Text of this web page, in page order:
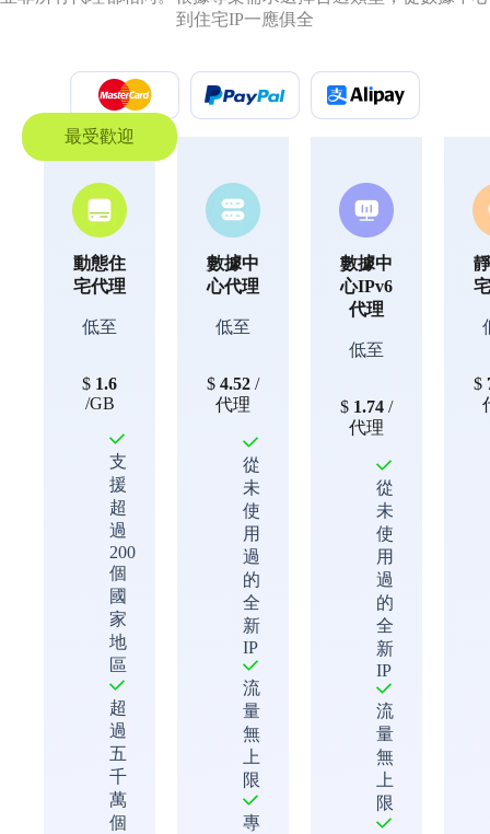
到住宅IP一應俱全
最受歡迎
動態住
宅代理
低至
$ 1.6
/GB
支
援
超
過
200
個
國
家
地
區
超
過
五
千
萬
個
數據中
心代理
低至
$ 4.52 /
代理
從
未
使
用
過
的
全
新
IP
流
量
無
上
限
專
數據中
心IPv6
代理
低至
$ 1.74 /
代理
從
未
使
用
過
的
全
新
IP
流
量
無
上
限
$